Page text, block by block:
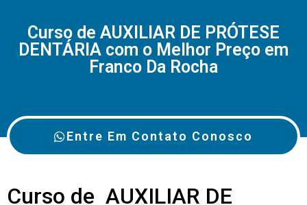
Curso de AUXILIAR DE PRÓTESE
DENTÁRIA com o Melhor Preço em
Franco Da Rocha
Entre Em Contato Conosco
Curso de AUXILIAR DE